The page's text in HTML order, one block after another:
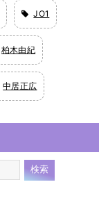
JO1
柏木由紀
中居正広